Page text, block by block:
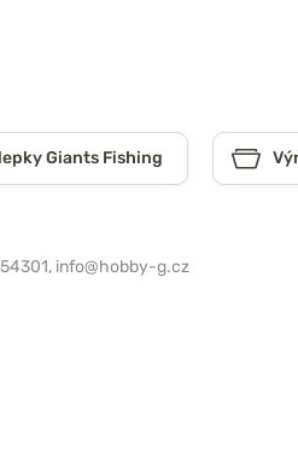
Giants Fishing
info@hobby-g.cz